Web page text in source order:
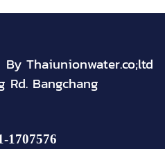
By Thaiunionwater.co;ltd
Bangchang
1707576